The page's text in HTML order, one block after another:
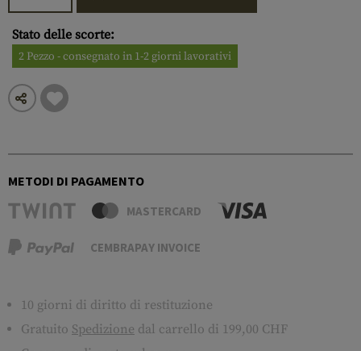
Stato delle scorte:
2 Pezzo - consegnato in 1-2 giorni lavorativi
METODI DI PAGAMENTO
MASTERCARD
CEMBRAPAY INVOICE
10 giorni di diritto di restituzione
Gratuito Spedizione dal carrello di 199,00 CHF